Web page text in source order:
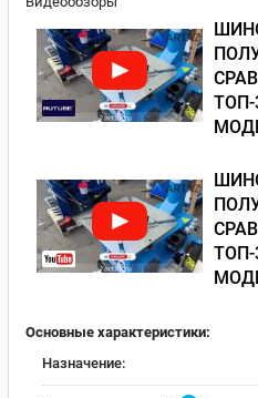
Основные характеристики:
Назначение: